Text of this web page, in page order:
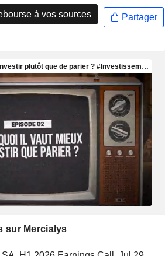
à vos sources Partager
sur Mercialys